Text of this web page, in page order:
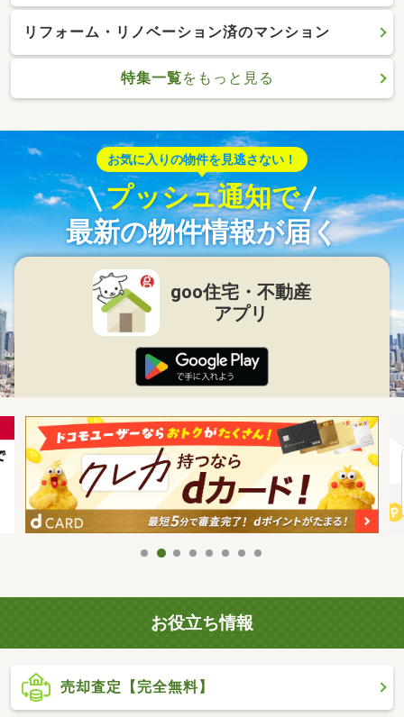
リフォーム・リノベーション済のマンション
特集一覧をもっと見る
お気に入りの物件を見逃さない！
プッシュ通知で
最新の物件情報が届く
goo住宅・不動産
アプリ
お役立ち情報
売却査定【完全無料】